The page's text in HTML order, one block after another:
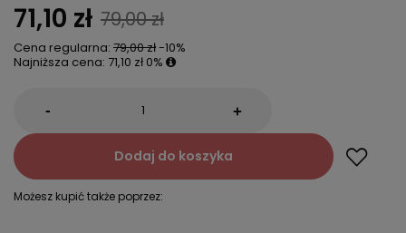
71,10 zł 79,00 zł
Cena regularna: 79,00 zł-10%
Najniższa cena: 71,10 zł 0%
- +
Dodaj do koszyka
Możesz kupić także poprzez: